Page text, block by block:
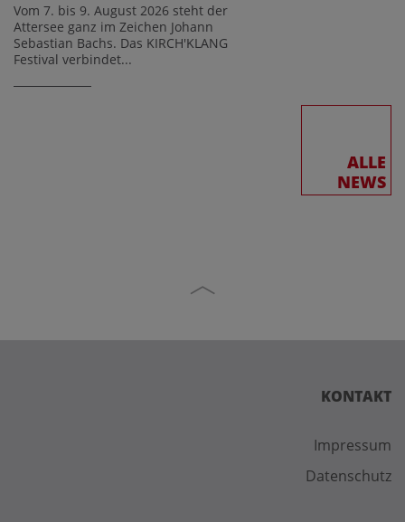
Vom 7. bis 9. August 2026 steht der
Attersee ganz im Zeichen Johann
Sebastian Bachs. Das KIRCH'KLANG
Festival verbindet...
ALLE
NEWS
KONTAKT
Impressum
Datenschutz